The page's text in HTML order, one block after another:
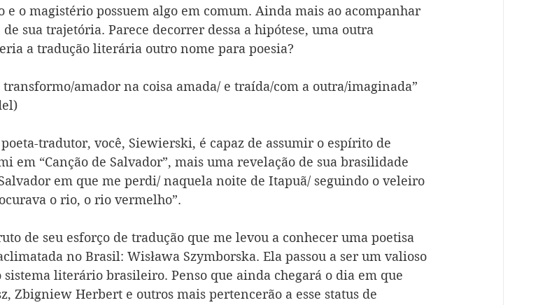
e o magistério possuem algo em comum. Ainda mais ao acompanhar
sua trajetória. Parece decorrer dessa a hipótese, uma outra
a tradução literária outro nome para poesia?
transformo/amador na coisa amada/ e traída/com a outra/imaginada”
tradutor, você, Siewierski, é capaz de assumir o espírito de
em “Canção de Salvador”, mais uma revelação de sua brasilidade
em que me perdi/ naquela noite de Itapuã/ seguindo o veleiro
o rio, o rio vermelho”.
de seu esforço de tradução que me levou a conhecer uma poetisa
no Brasil: Wisława Szymborska. Ela passou a ser um valioso
literário brasileiro. Penso que ainda chegará o dia em que
Zbigniew Herbert e outros mais pertencerão a esse status de